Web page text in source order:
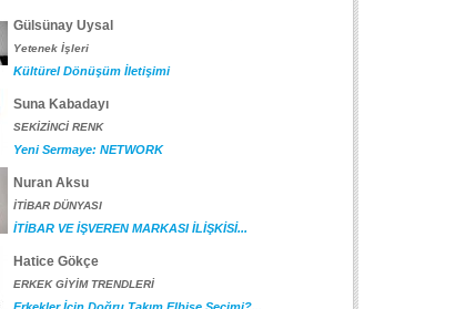
Gülsünay Uysal
Yetenek İşleri
Kültürel Dönüşüm İletişimi
Suna Kabadayı
SEKİZİNCİ RENK
Yeni Sermaye: NETWORK
Nuran Aksu
İTİBAR DÜNYASI
İTİBAR VE İŞVEREN MARKASI İLİŞKİSİ...
Hatice Gökçe
ERKEK GİYİM TRENDLERİ